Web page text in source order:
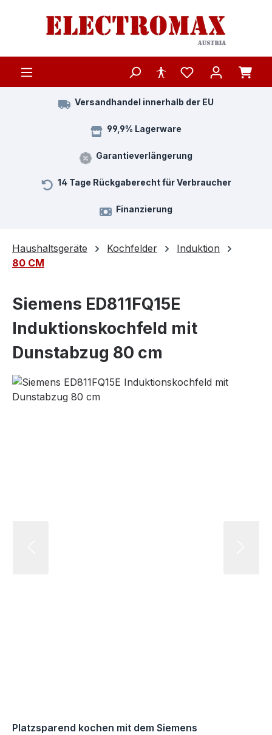
Zum Hauptinhalt springen
Versandhandel innerhalb der EU
99,9% Lagerware
Garantieverlängerung
14 Tage Rückgaberecht für Verbraucher
Finanzierung
Haushaltsgeräte Kochfelder
Induktion
80 CM
Siemens ED811FQ15E
Induktionskochfeld mit
Dunstabzug 80 cm
Bildergalerie überspringen
Platzsparend kochen mit dem Siemens